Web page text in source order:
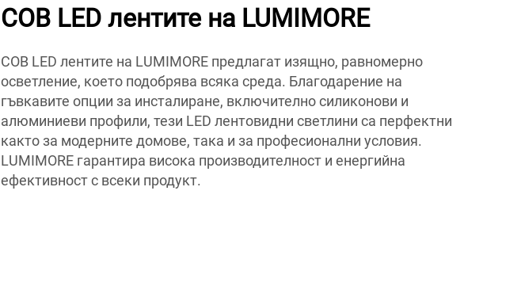
COB LED лентите на LUMIMORE
COB LED лентите на LUMIMORE предлагат изящно, равномерно
осветление, което подобрява всяка среда. Благодарение на
гъвкавите опции за инсталиране, включително силиконови и
алюминиеви профили, тези LED лентовидни светлини са перфектни
както за модерните домове, така и за професионални условия.
LUMIMORE гарантира висока производителност и енергийна
ефективност с всеки продукт.